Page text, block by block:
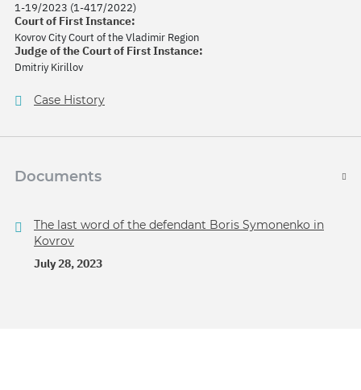
1-19/2023 (1-417/2022)
Court of First Instance:
Kovrov City Court of the Vladimir Region
Judge of the Court of First Instance:
Dmitriy Kirillov
Case History
Documents
The last word of the defendant Boris Symonenko in
Kovrov
July 28, 2023